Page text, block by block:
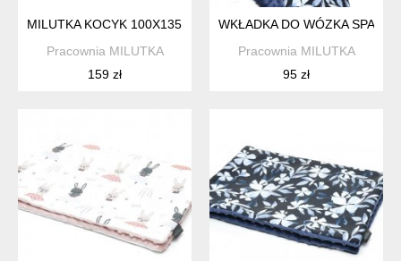
MILUTKA KOCYK 100X135 CM KOŁDERKA MINKY | KOSMOS
Pracownia MILUTKA
159 zł
WKŁADKA DO WÓZKA
Pracownia MILUTKA
95 zł